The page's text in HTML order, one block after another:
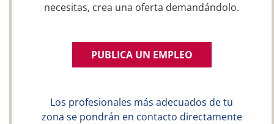
necesitas, crea una oferta demandándolo.
PUBLICA UN EMPLEO
Los profesionales más adecuados de tu
zona se pondrán en contacto directamente